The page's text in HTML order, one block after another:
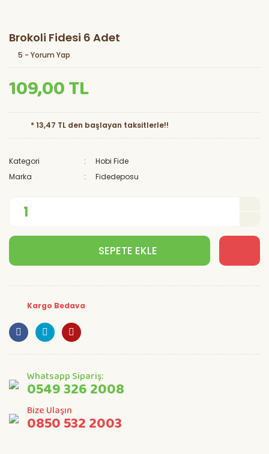
Brokoli Fidesi 6 Adet
5 - Yorum Yap
109,00 TL
* 13,47 TL den başlayan taksitlerle!!
Kategori
Hobi Fide
Marka
Fidedeposu
SEPETE EKLE
Kargo Bedava
Whatsapp Sipariş:
0549 326 2008
Bize Ulaşın
0850 532 2003